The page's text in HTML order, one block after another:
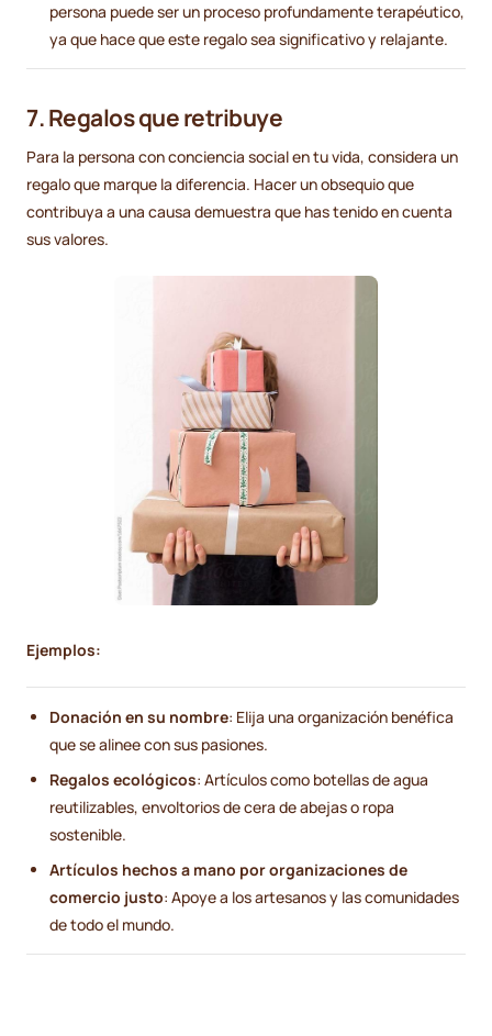
persona puede ser un proceso profundamente terapéutico,
ya que hace que este regalo sea significativo y relajante.
7. Regalos que retribuye
Para la persona con conciencia social en tu vida, considera un
regalo que marque la diferencia. Hacer un obsequio que
contribuya a una causa demuestra que has tenido en cuenta
sus valores.
Ejemplos:
Donación en su nombre: Elija una organización benéfica
que se alinee con sus pasiones.
Regalos ecológicos: Artículos como botellas de agua
reutilizables, envoltorios de cera de abejas o ropa
sostenible.
Artículos hechos a mano por organizaciones de
comercio justo: Apoye a los artesanos y las comunidades
de todo el mundo.